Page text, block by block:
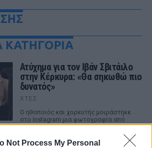
Not Process My Personal
ΚΑΤΗΓΟΡΙΑ
Ατύχημα για τον Ιβάν Σβιτάιλο
στην Κέρκυρα: «Θα σηκωθώ πιο
δυνατός»
ΧΤΕΣ
Ο ηθοποιός και χορευτής μοιράστηκε
στο Instagram μια φωτογραφία από
πρόσφατη εξέτασή του, με ένα μήνυμα